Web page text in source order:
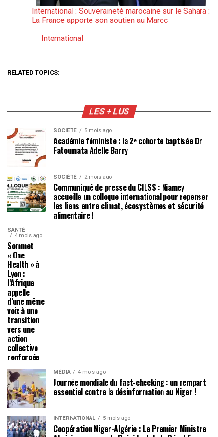
International : Souveraineté marocaine sur le Sahara :
La France apporte son soutien au Maroc
Par rapport à
International
RELATED TOPICS:
LES + LUS
SOCIÉTÉ 5 mois ago
Académie féministe : la 2ᵉ cohorte baptisée Dr
Fatoumata Adelle Barry
SOCIÉTÉ 2 mois ago
Communiqué de presse du CILSS : Niamey
accueille un colloque international pour repenser
les liens entre climat, écosystèmes et sécurité
alimentaire !
SANTÉ
4 mois ago
Sommet
« One
Health » à
Lyon :
l’Afrique
appelle
d’une même
voix à une
transition
vers une
action
collective
renforcée
MÉDIA 4 mois ago
Journée mondiale du fact-checking : un rempart
essentiel contre la désinformation au Niger !
INTERNATIONAL 5 mois ago
Coopération Niger-Algérie : Le Premier Ministre